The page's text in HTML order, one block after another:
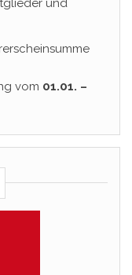
und
vom 01.01. –